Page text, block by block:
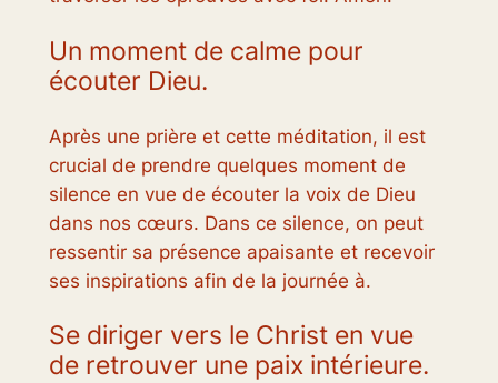
Un moment de calme pour
écouter Dieu.
Après une prière et cette méditation, il est
crucial de prendre quelques moment de
silence en vue de écouter la voix de Dieu
dans nos cœurs. Dans ce silence, on peut
ressentir sa présence apaisante et recevoir
ses inspirations afin de la journée à.
Se diriger vers le Christ en vue
de retrouver une paix intérieure.